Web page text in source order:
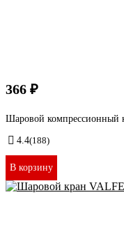
366 ₽
Шаровой
4.4(188)
В корзину